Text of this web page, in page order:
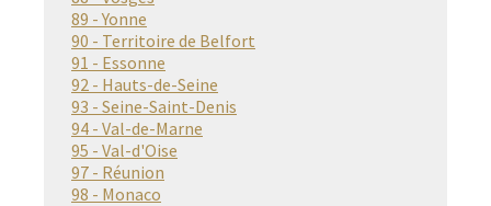
89 - Yonne
90 - Territoire de Belfort
91 - Essonne
92 - Hauts-de-Seine
93 - Seine-Saint-Denis
94 - Val-de-Marne
95 - Val-d'Oise
97 - Réunion
98 - Monaco